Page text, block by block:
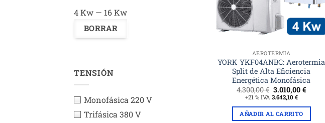
4 Kw — 16 Kw
TENSIÓN
Monofásica 220 V
Trifásica 380 V
AEROTERMIA
YORK YKF04ANBC: Aerotermia
Split de Alta Eficiencia
Energética Monofásica
4.300,00€ El
precio
original
era:
4.300,00 €.
3.010,00€El
es:
+21 % IVA 3.642,10 €
AÑADIR AL CARRITO